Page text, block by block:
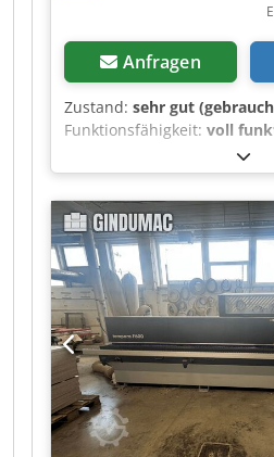
Anfragen
Zustand: sehr gut
Funktionsfähigkeit: voll
Laufleistung – 312.764 m
Vorschubanschlag Einlauf-
Sprüheinrichtung für
Vorfräseinheit mit
Kantenstreifenzuführung
Bändern
Kartuschen oder Laser-L-
Verklebung mit PUR-
mit pneumatischer
Sprüheinrichtung für
Zwei-Motor-
pneumatischer
zum Abtragen von
und unten in gerader